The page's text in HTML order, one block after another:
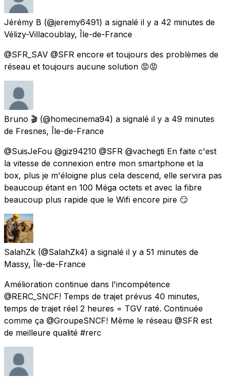
Jérémy B (@jeremy6491) a signalé il y a 42 minutes de
Vélizy-Villacoublay, Île-de-France
@SFR_SAV @SFR encore et toujours des problèmes de
réseau et toujours aucune solution 😡😡
Bruno 🎬 (@homecinema94) a signalé il y a 49 minutes
de Fresnes, Île-de-France
@SuisJeFou @giz94210 @SFR @vachegti En faite c'est
la vitesse de connexion entre mon smartphone et la
box, plus je m'éloigne plus cela descend, elle servira pas
beaucoup étant en 100 Méga octets et avec la fibre
beaucoup plus rapide que le Wifi encore pire 😏
SalahZk (@SalahZk4) a signalé il y a 51 minutes de
Massy, Île-de-France
Amélioration continue dans l'incompétence
@RERC_SNCF! Temps de trajet prévus 40 minutes,
temps de trajet réel 2 heures = TGV raté. Continuée
comme ça @GroupeSNCF! Même le réseau @SFR est
de meilleure qualité #rerc